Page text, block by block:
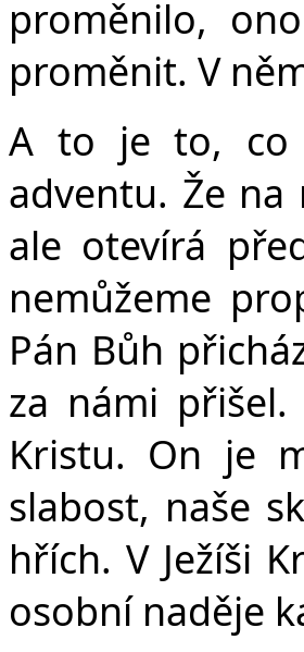
proměnilo,
proměnit. V
A to je to, co
adventu. Že na
ale otevírá
nemůžeme
Pán Bůh
za námi
Kristu. On je
slabost, naše
hřích. V Ježíši
osobní naděje